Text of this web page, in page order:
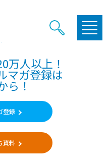
ご提供しています
万人以上！
マガ登録は
ら！
登録
資料